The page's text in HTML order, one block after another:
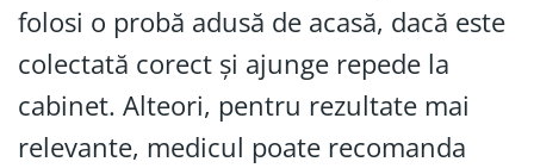
folosi o probă adusă de acasă, dacă este
colectată corect și ajunge repede la
cabinet. Alteori, pentru rezultate mai
relevante, medicul poate recomanda